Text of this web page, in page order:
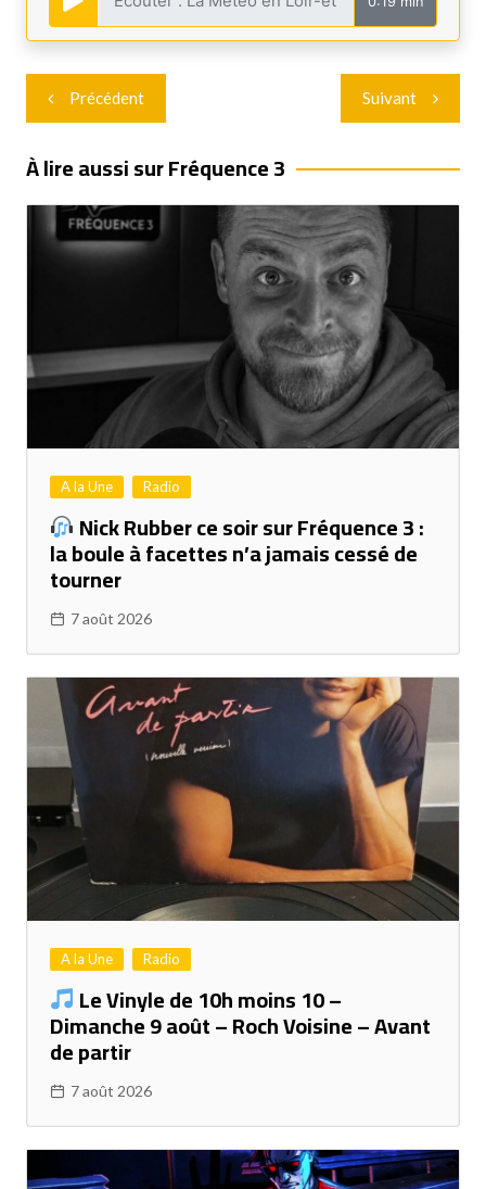
Navigation
de
l’article
Précédent Suivant
À lire aussi sur Fréquence 3
A la Une Radio
Nick Rubber ce soir sur Fréquence 3 :
la boule à facettes n’a jamais cessé de
tourner
7 août 2026
A la Une Radio
Le Vinyle de 10h moins 10 –
Dimanche 9 août – Roch Voisine – Avant
de partir
7 août 2026